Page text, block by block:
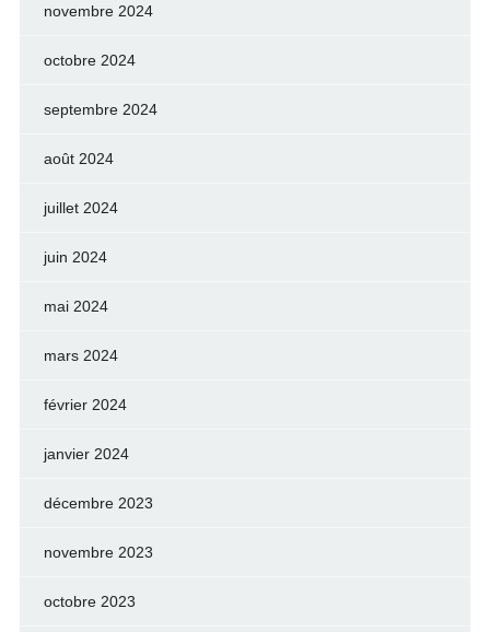
novembre 2024
octobre 2024
septembre 2024
août 2024
juillet 2024
juin 2024
mai 2024
mars 2024
février 2024
janvier 2024
décembre 2023
novembre 2023
octobre 2023